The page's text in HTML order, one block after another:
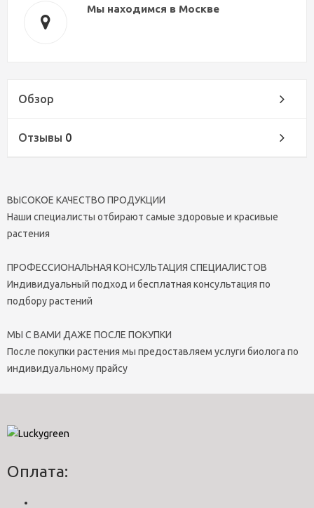
Мы находимся в Москве
Обзор
Отзывы 0
ВЫСОКОЕ КАЧЕСТВО ПРОДУКЦИИ
Наши специалисты отбирают самые здоровые и красивые
растения
ПРОФЕССИОНАЛЬНАЯ КОНСУЛЬТАЦИЯ СПЕЦИАЛИСТОВ
Индивидуальный подход и бесплатная консультация по
подбору растений
МЫ С ВАМИ ДАЖЕ ПОСЛЕ ПОКУПКИ
После покупки растения мы предоставляем услуги биолога по
индивидуальному прайсу
Оплата: